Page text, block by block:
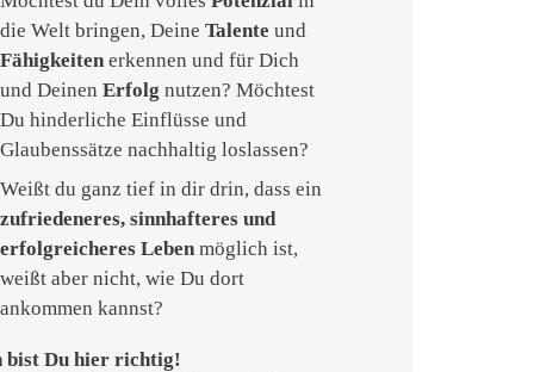
die Welt bringen, DeineTalente und
Fähigkeiten erkennen und für Dich
und DeinenErfolg nutzen? Möchtest
Du hinderliche Einflüsse und
Glaubenssätze nachhaltig loslassen?
Weißt du ganz tief in dir drin, dass ein
zufriedeneres, sinnhafteres und
erfolgreicheres Leben möglich ist,
weißt aber nicht, wie Du dort
ankommen kannst?
bist Du hier richtig!